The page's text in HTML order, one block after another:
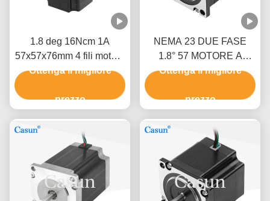
1.8 deg 16Ncm 1A
57x57x76mm 4 fili motore
passo Nema 23 per
Ottenga il migliore
prezzo
NEMA 23 DUE FASE
1.8° 57 MOTORE A
PASSO 54MM CORPO
Ottenga il migliore
prezzo